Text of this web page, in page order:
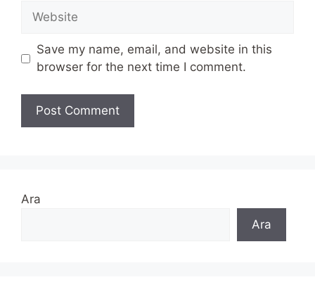
Website
Save my name, email, and website in this
browser for the next time I comment.
Ara
Ara